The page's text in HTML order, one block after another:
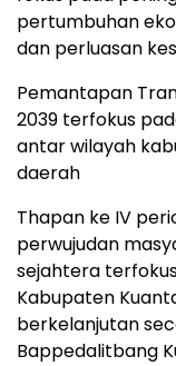
pertumbuhan
dan perluasan
Pemantapan
2039 terfokus
antar wilayah
daerah
Thapan ke IV
perwujudan
sejahtera
Kabupaten
berkelanjutan
Bappedalitbang